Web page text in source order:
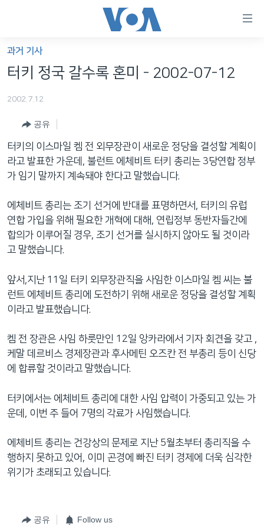
가
능
인
콘
텐
로
이
동
네
비
션
으
로
동
으
로
VOD
라디오
프로그램
주파수 안내
FOLLOW US
언어 선택
과거 기사
터키 정국 갈수록 혼미 - 2002-07-12
2002.7.12
공유
터키의 이스마일 켐 전 외무장관이 새로운 정당을 결성할 계획이
라고 발표한 가운데, 불런트 에체비트 터키 총리는 3당연합 정부
가 임기 말까지 계속돼야 한다고 말했습니다.
에체비트 총리는 조기 선거에 반대를 표명하면서, 터키의 유럽
연합 가입을 위해 필요한 개혁에 대해, 연립정부 동반자들간에
합의가 이루어질 경우, 조기 선거를 실시하지 않아도 될 것이라
고 말했습니다.
앞서,지난 11일 터키 외무장관직을 사임한 이스마일 켐 씨는 불
런트 에체비트 총리에 도전하기 위해 새로운 정당을 결성할 계획
이라고 발표했습니다.
켐 전 장관은 사임 하룻만인 12일 앙카라에서 기자 회견을 갖고 ,
케말 데르비스 경제장관과 후사메틴 오즈칸 전 부총리 등이 신당
에 합류할 것이라고 말했습니다.
터키에서는 에체비트 총리에 대한 사임 압력이 가중되고 있는 가
운데, 이번 주 들어 7명의 각료가 사임했습니다.
에체비트 총리는 건강상의 문제로 지난 5월초부터 총리직을 수
행하지 못하고 있어, 이미 곤경에 빠진 터키 경제에 더욱 심각한
위기가 초래되고 있습니다.
공유 Follow us